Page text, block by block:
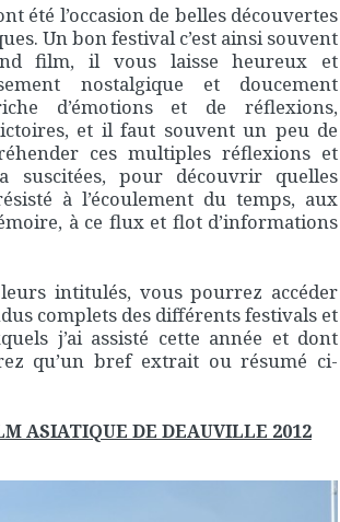
été l’occasion de belles découvertes
Un bon festival c’est ainsi souvent
film, il vous laisse heureux et
nostalgique et doucement
d’émotions et de réflexions,
et il faut souvent un peu de
ces multiples réflexions et
suscitées, pour découvrir quelles
à l’écoulement du temps, aux
à ce flux et flot d’informations
intitulés, vous pourrez accéder
complets des différents festivals et
j’ai assisté cette année et dont
qu’un bref extrait ou résumé ci-
ASIATIQUE DE DEAUVILLE 2012